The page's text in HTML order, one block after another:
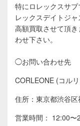
特にロレックスサ
レックスデイトジ
高額買取させて頂き
わせ下さい。
◯お問い合わせ先
CORLEONE (コル
住所：東京都渋谷
営業時間： 12:00〜